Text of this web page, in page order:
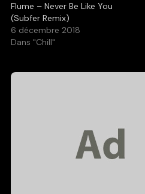
Flume – Never Be Like You
(Subfer Remix)
6 décembre 2018
Dans "Chill"